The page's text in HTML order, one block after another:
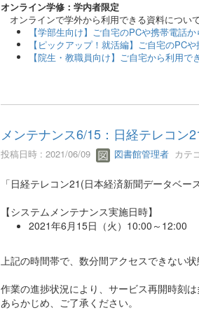
オンライン学修：学内者限定
オンラインで学外から利用できる資料につい
【学部生向け】ご自宅のPCや携帯電話
【ピックアップ！就活編】ご自宅のPC
【院生・教職員向け】ご自宅から利用
メンテナンス6/15：日経テレコン
投稿日時 : 2021/06/09 図書館管理者カテ
「日経テレコン21(日本経済新聞データベー
【システムメンテナンス実施日時】
2021年6月15日（火）10:00～12:00
上記の時間帯で、数分間アクセスできない状
作業の進捗状況により、サービス再開時刻は
あらかじめ、ご了承ください。